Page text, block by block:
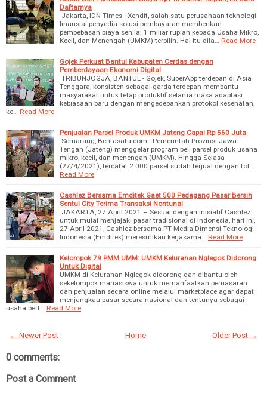
Daftarnya
Jakarta, IDN Times - Xendit, salah satu perusahaan teknologi
finansial penyedia solusi pembayaran memberikan
pembebasan biaya senilai 1 miliar rupiah kepada Usaha Mikro,
Kecil, dan Menengah (UMKM) terpilih. Hal itu dila… Read More
Gojek Perkuat Bantul Kabupaten Cerdas dengan
Pemberdayaan Ekonomi Digital
TRIBUNJOGJA, BANTUL - Gojek, SuperApp terdepan di Asia
Tenggara, konsisten sebagai garda terdepan membantu
masyarakat untuk tetap produktif selama masa adaptasi
kebiasaan baru dengan mengedepankan protokol kesehatan,
ke… Read More
Penjualan Parsel Produk UMKM Jateng Capai Rp 560 Juta
Semarang, Beritasatu.com - Pemerintah Provinsi Jawa
Tengah (Jateng) menggelar program beli parsel produk usaha
mikro, kecil, dan menengah (UMKM). Hingga Selasa
(27/4/2021), tercatat 2.000 parsel sudah terjual dengan tot…
Read More
Cashlez Bersama Emditek Gaet 500 Pedagang Pasar Bersih
Sentul City Terima Transaksi Nontunai
JAKARTA, 27 April 2021 – Sesuai dengan inisiatif Cashlez
untuk mulai menjajaki pasar tradisional di Indonesia, hari ini,
27 April 2021, Cashlez bersama PT Media Dimensi Teknologi
Indonesia (Emditek) meresmikan kerjasama… Read More
Kelompok 79 PMM UMM: UMKM Kelurahan Nglegok Didorong
Untuk Digital
UMKM di Kelurahan Nglegok didorong dan dibantu oleh
sekelompok mahasiswa untuk memanfaatkan pemasaran
dan penjualan secara online melalui marketplace agar dapat
menjangkau pasar secara nasional dan tentunya sebagai
usaha bert… Read More
← Newer Post Older Post →
Home
0 comments:
Post a Comment